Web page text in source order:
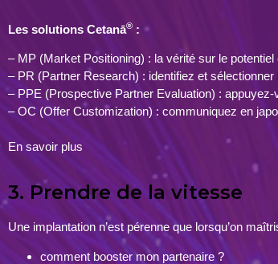
Les solutions Cetanā® :
– MP (Market Positioning) : la vérité sur le
– PR (Partner Research) : identifiez et
– PPE (Prospective Partner Evaluation) :
– OC (Offer Customization) : communiquez en
En savoir plus
3. Prendre de la vitesse
Une implantation n’est pérenne que lorsqu’on
comment booster mon partenaire ?